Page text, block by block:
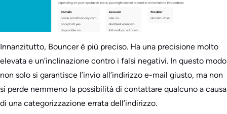
Innanzitutto, Bouncer è più preciso. Ha una precisione molto
elevata e un’inclinazione contro i falsi negativi. In questo modo
non solo si garantisce l’invio all’indirizzo e-mail giusto, ma non
si perde nemmeno la possibilità di contattare qualcuno a causa
di una categorizzazione errata dell’indirizzo.